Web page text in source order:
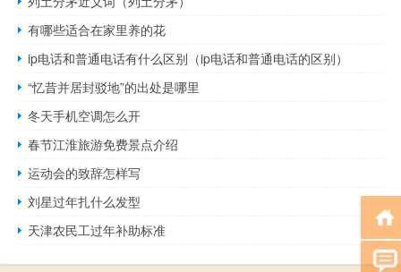
有哪些适合在家里养的花
ip电话和普通电话有什么区别（ip电话和普通电话的区别）
“忆昔并居封驳地”的出处是哪里
冬天手机空调怎么开
春节江淮旅游免费景点介绍
运动会的致辞怎样写
刘星过年扎什么发型
天津农民工过年补助标准